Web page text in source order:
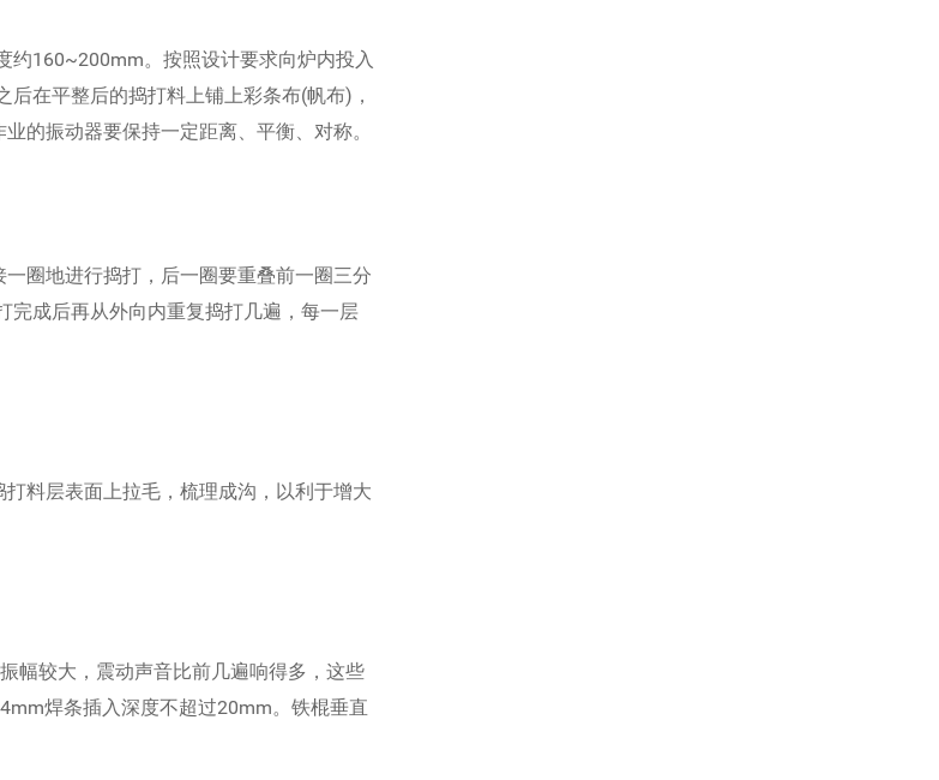
约160~200mm。按照设计要求向炉内投入
在平整后的捣打料上铺上彩条布(帆布)，
的振动器要保持一定距离、平衡、对称。
圈地进行捣打，后一圈要重叠前一圈三分
完成后再从外向内重复捣打几遍，每一层
料层表面上拉毛，梳理成沟，以利于增大
幅较大，震动声音比前几遍响得多，这些
焊条插入深度不超过20mm。铁棍垂直